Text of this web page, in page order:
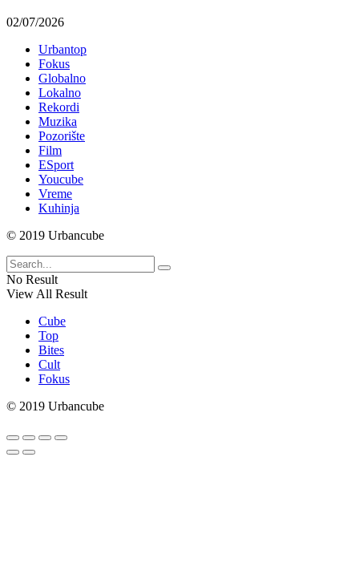
02/07/2026
Urbantop
Fokus
Globalno
Lokalno
Rekordi
Muzika
Pozorište
Film
ESport
Youcube
Vreme
Kuhinja
© 2019 Urbancube
No Result
View All Result
Cube
Top
Bites
Cult
Fokus
© 2019 Urbancube